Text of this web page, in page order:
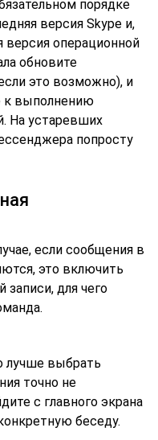
порядке
версия Skype и,
версия операционной
обновите
это возможно), и
к выполнению
На устаревших
попросту
если сообщения в
это включить
для чего
лучше выбрать
точно не
с главного экрана
беседу.